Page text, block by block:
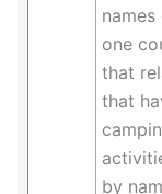
one
that
that
by